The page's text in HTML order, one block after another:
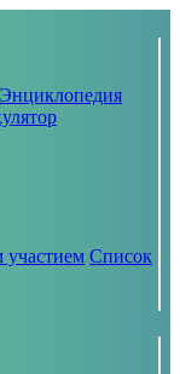
Энциклопедия
Список